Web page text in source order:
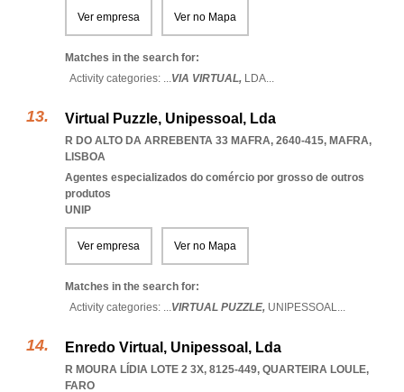
Ver empresa Ver no Mapa
Matches in the search for:
Activity categories: ...VIA VIRTUAL, LDA...
Virtual Puzzle, Unipessoal, Lda
R DO ALTO DA ARREBENTA 33 MAFRA, 2640-415, MAFRA,
LISBOA
Agentes especializados do comércio por grosso de outros
produtos
UNIP
Ver empresa Ver no Mapa
Matches in the search for:
Activity categories: ...VIRTUAL PUZZLE, UNIPESSOAL...
Enredo Virtual, Unipessoal, Lda
R MOURA LÍDIA LOTE 2 3X, 8125-449, QUARTEIRA LOULE,
FARO